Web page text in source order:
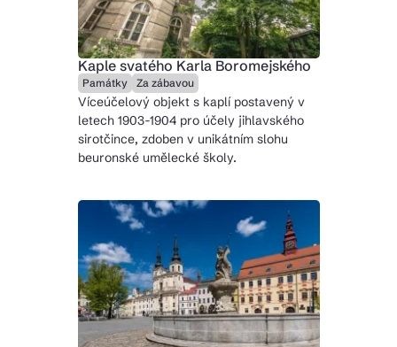
Kaple svatého Karla Boromejského
Památky Za zábavou
Víceúčelový objekt s kaplí postavený v
letech 1903-1904 pro účely jihlavského
sirotčince, zdoben v unikátním slohu
beuronské umělecké školy.